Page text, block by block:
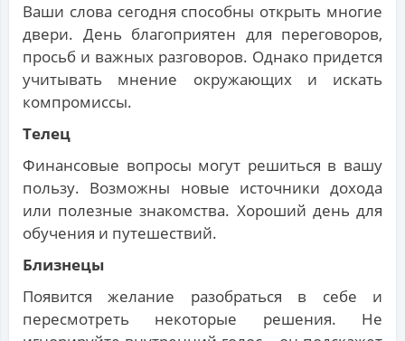
Ваши слова сегодня способны открыть многие
двери. День благоприятен для переговоров,
просьб и важных разговоров. Однако придется
учитывать мнение окружающих и искать
компромиссы.
Телец
Финансовые вопросы могут решиться в вашу
пользу. Возможны новые источники дохода
или полезные знакомства. Хороший день для
обучения и путешествий.
Близнецы
Появится желание разобраться в себе и
пересмотреть некоторые решения. Не